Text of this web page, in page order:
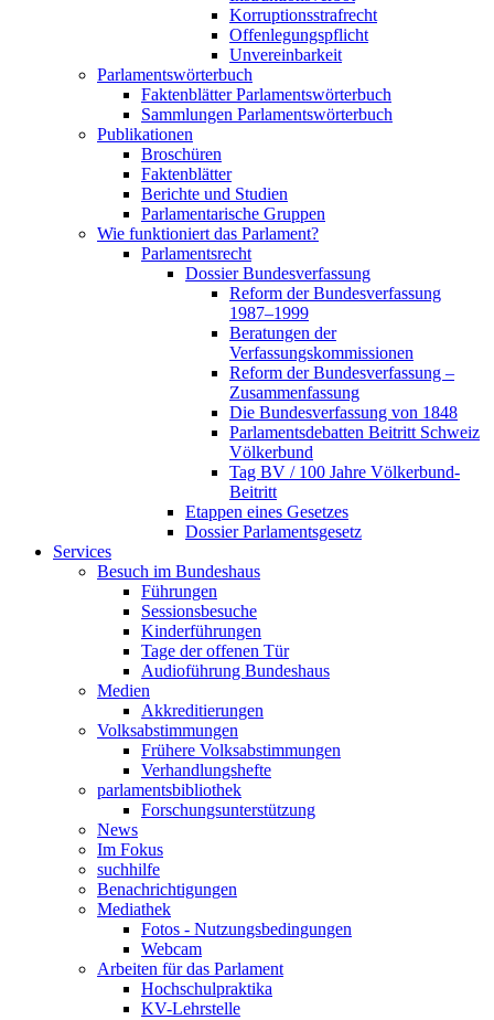
Korruptionsstrafrecht
Offenlegungspflicht
Unvereinbarkeit
Parlamentswörterbuch
Faktenblätter Parlamentswörterbuch
Sammlungen Parlamentswörterbuch
Publikationen
Broschüren
Faktenblätter
Berichte und Studien
Parlamentarische Gruppen
Wie funktioniert das Parlament?
Parlamentsrecht
Dossier Bundesverfassung
Reform der Bundesverfassung
1987–1999
Beratungen der
Verfassungskommissionen
Reform der Bundesverfassung –
Zusammenfassung
Die Bundesverfassung von 1848
Parlamentsdebatten Beitritt Schweiz
Völkerbund
Tag BV / 100 Jahre Völkerbund-
Beitritt
Etappen eines Gesetzes
Dossier Parlamentsgesetz
Services
Besuch im Bundeshaus
Führungen
Sessionsbesuche
Kinderführungen
Tage der offenen Tür
Audioführung Bundeshaus
Medien
Akkreditierungen
Volksabstimmungen
Frühere Volksabstimmungen
Verhandlungshefte
parlamentsbibliothek
Forschungsunterstützung
News
Im Fokus
suchhilfe
Benachrichtigungen
Mediathek
Fotos - Nutzungsbedingungen
Webcam
Arbeiten für das Parlament
Hochschulpraktika
KV-Lehrstelle